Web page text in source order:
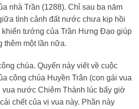
nhà Trần (1288). Chỉ sau ba năm
tình cảnh đất nước chưa kịp hồi
khiển tướng của Trần Hưng Đạo giúp
thêm một lần nữa.
chúa. Quyển này viết về cuộc
công chúa Huyền Trân (con gái vua
vua nước Chiêm Thành lúc bấy giờ
chết của vị vua này. Phần này